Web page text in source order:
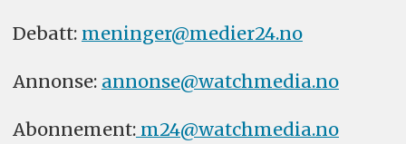
Debatt: meninger@medier24.no
Annonse: annonse@watchmedia.no
Abonnement:m24@watchmedia.no